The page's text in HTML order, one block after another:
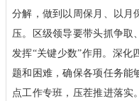
分解，做到以周保月、以月
压。区级领导要带头抓争取
发挥“关键少数”作用。深化
题和困难，确保各项任务能
点工作专班，压茬推进落实